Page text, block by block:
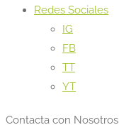
Redes Sociales
IG
FB
TT
YT
Contacta con Nosotros